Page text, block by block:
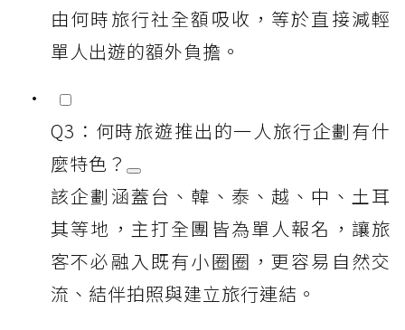
由何時旅行社全額吸收，等於直接減輕
單人出遊的額外負擔。
Q3：何時旅遊推出的一人旅行企劃有什
麼特色？
該企劃涵蓋台、韓、泰、越、中、土耳
其等地，主打全團皆為單人報名，讓旅
客不必融入既有小圈圈，更容易自然交
流、結伴拍照與建立旅行連結。